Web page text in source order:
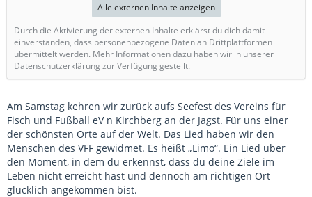
Alle externen Inhalte anzeigen
Durch die Aktivierung der externen Inhalte erklärst du dich damit
einverstanden, dass personenbezogene Daten an Drittplattformen
übermittelt werden. Mehr Informationen dazu haben wir in unserer
Datenschutzerklärung zur Verfügung gestellt.
Am Samstag kehren wir zurück aufs Seefest des Vereins für
Fisch und Fußball eV n Kirchberg an der Jagst. Für uns einer
der schönsten Orte auf der Welt. Das Lied haben wir den
Menschen des VFF gewidmet. Es heißt „Limo“. Ein Lied über
den Moment, in dem du erkennst, dass du deine Ziele im
Leben nicht erreicht hast und dennoch am richtigen Ort
glücklich angekommen bist.